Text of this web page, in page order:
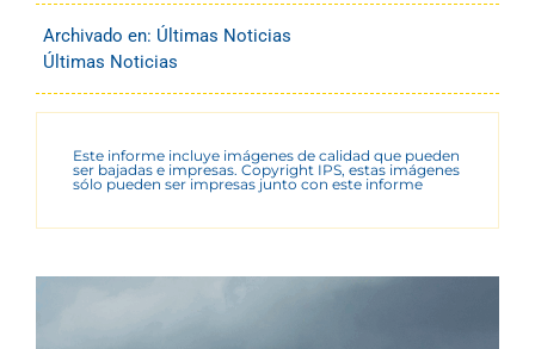
Archivado en: Últimas Noticias
Últimas Noticias
Este informe incluye imágenes de calidad que pueden
ser bajadas e impresas. Copyright IPS, estas imágenes
sólo pueden ser impresas junto con este informe